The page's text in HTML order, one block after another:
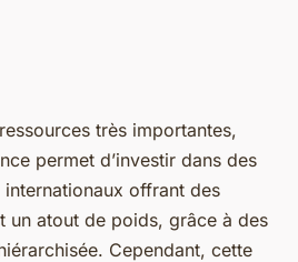
très importantes,
permet d’investir dans des
offrant des
un atout de poids, grâce à des
Cependant, cette